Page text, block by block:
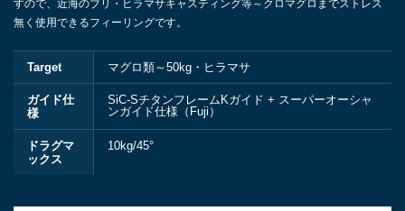
すので、近海のブリ・ヒラマサキャスティング等～クロマグロまでストレス
無く使用できるフィーリングです。
Target マグロ類～50kg・ヒラマサ
ガイド仕
様
SiC-SチタンフレームKガイド + スーパーオーシャ
ンガイド仕様（Fuji）
ドラグマ
ックス
10kg/45°